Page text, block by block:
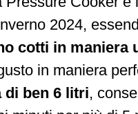
2024,
cotti in maniera
in maniera
di ben 6 litri,